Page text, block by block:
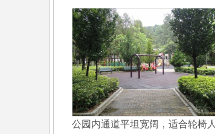
公园内通道平坦宽阔，适合轮椅人